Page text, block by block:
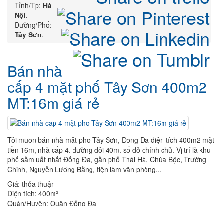
Tỉnh/Tp: Hà
Nội.
Đường/Phố:
Tây Sơn.
Bán nhà
cấp 4 mặt phố Tây Sơn 400m2
MT:16m giá rẻ
Tôi muốn bán nhà mặt phố Tây Sơn, Đống Đa diện tích 400m2 mặt
tiền 16m, nhà cấp 4. đường đôi 40m. sổ đỏ chính chủ. Vị trí là khu
phố sầm uất nhất Đống Đa, gần phố Thái Hà, Chùa Bộc, Trường
Chinh, Nguyễn Lương Bằng, tiện làm văn phòng...
Giá: thỏa thuận
Diện tích: 400m²
Quận/Huyện: Quận Đống Đa